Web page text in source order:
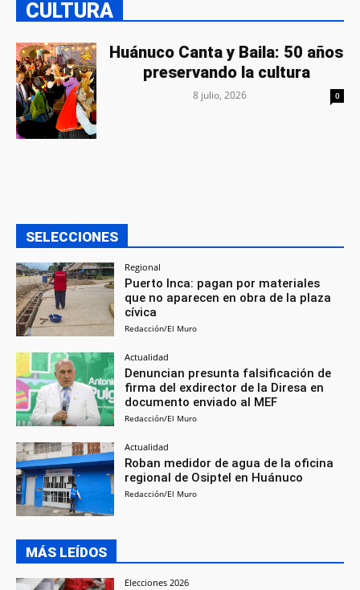
CULTURA
Huánuco Canta y Baila: 50 años
preservando la cultura
8 julio, 2026 0
SELECCIONES
Regional
Puerto Inca: pagan por materiales
que no aparecen en obra de la plaza
cívica
Redacción/El Muro
Actualidad
Denuncian presunta falsificación de
firma del exdirector de la Diresa en
documento enviado al MEF
Redacción/El Muro
Actualidad
Roban medidor de agua de la oficina
regional de Osiptel en Huánuco
Redacción/El Muro
MÁS LEÍDOS
Elecciones 2026